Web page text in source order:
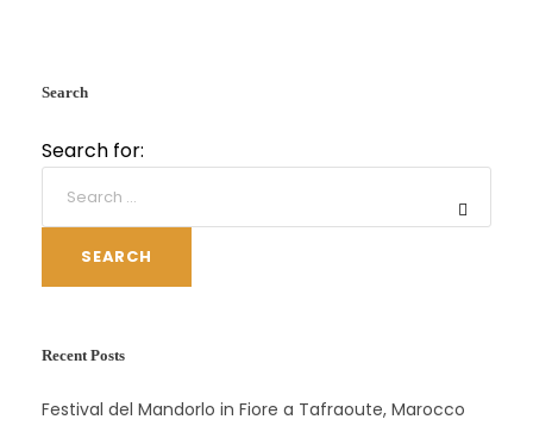
Search
Search for:
SEARCH
Recent Posts
Festival del Mandorlo in Fiore a Tafraoute, Marocco